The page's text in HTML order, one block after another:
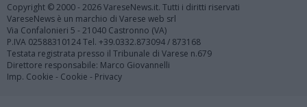
Copyright © 2000 - 2026 VareseNews.it. Tutti i diritti riservati
VareseNews è un marchio di Varese web srl
Via Confalonieri 5 - 21040 Castronno (VA)
P.IVA 02588310124 Tel. +39.0332.873094 / 873168
Testata registrata presso il Tribunale di Varese n.679
Direttore responsabile: Marco Giovannelli
Imp. Cookie - Cookie - Privacy